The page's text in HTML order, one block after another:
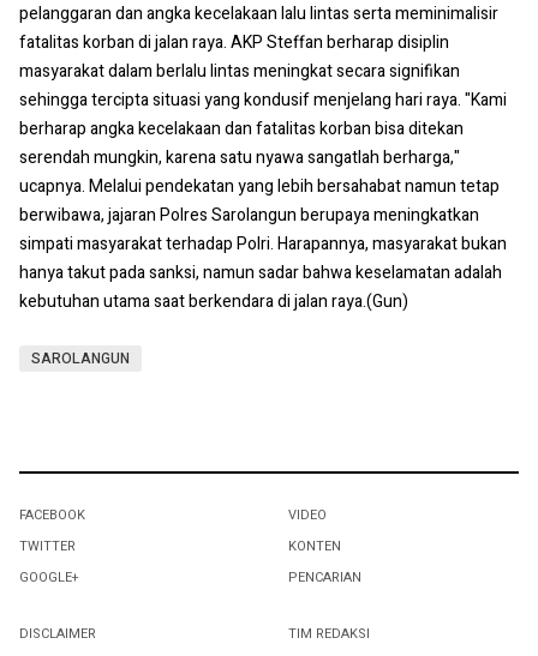
pelanggaran dan angka kecelakaan lalu lintas serta meminimalisir
fatalitas korban di jalan raya. AKP Steffan berharap disiplin
masyarakat dalam berlalu lintas meningkat secara signifikan
sehingga tercipta situasi yang kondusif menjelang hari raya. "Kami
berharap angka kecelakaan dan fatalitas korban bisa ditekan
serendah mungkin, karena satu nyawa sangatlah berharga,"
ucapnya. Melalui pendekatan yang lebih bersahabat namun tetap
berwibawa, jajaran Polres Sarolangun berupaya meningkatkan
simpati masyarakat terhadap Polri. Harapannya, masyarakat bukan
hanya takut pada sanksi, namun sadar bahwa keselamatan adalah
kebutuhan utama saat berkendara di jalan raya.(Gun)
SAROLANGUN
FACEBOOK
TWITTER
GOOGLE+
VIDEO
KONTEN
PENCARIAN
DISCLAIMER
TIM REDAKSI